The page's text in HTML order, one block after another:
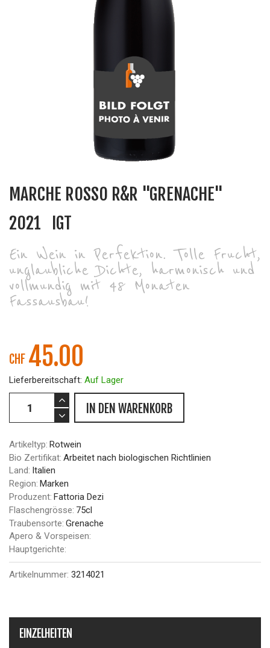
MARCHE ROSSO R&R "GRENACHE"
2021
IGT
Ein Wein in Perfektion. Tolle Frucht,
unglaubliche Dichte, harmonisch und
vollmundig mit 48 Monaten
Fassausbau!
CHF 45.00
Lieferbereitschaft: Auf Lager
IN DEN WARENKORB
Artikeltyp: Rotwein
Bio Zertifikat: Arbeitet nach biologischen Richtlinien
Land: Italien
Region: Marken
Produzent: Fattoria Dezi
Flaschengrösse: 75cl
Traubensorte: Grenache
Apero & Vorspeisen:
Hauptgerichte:
Artikelnummer: 3214021
EINZELHEITEN